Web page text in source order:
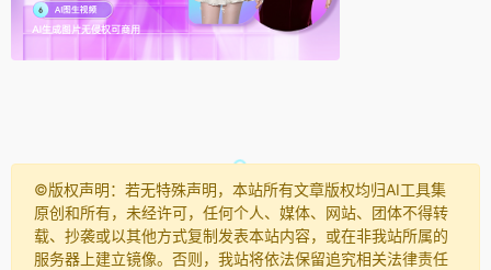
©️版权声明：若无特殊声明，本站所有文章版权均归AI工具集
原创和所有，未经许可，任何个人、媒体、网站、团体不得转
载、抄袭或以其他方式复制发表本站内容，或在非我站所属的
服务器上建立镜像。否则，我站将依法保留追究相关法律责任